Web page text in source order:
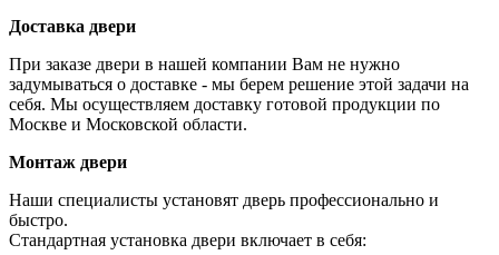
Доставка двери
При заказе двери в нашей компании Вам не нужно
задумываться о доставке - мы берем решение этой задачи на
себя. Мы осуществляем доставку готовой продукции по
Москве и Московской области.
Монтаж двери
Наши специалисты установят дверь профессионально и
быстро.
Стандартная установка двери включает в себя: